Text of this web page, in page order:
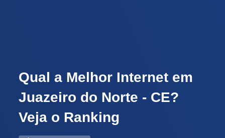
Qual a Melhor Internet em
Juazeiro do Norte - CE?
Veja o Ranking